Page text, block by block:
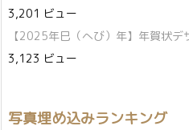
3,201 ビュー
【2025年巳（へび）年】年賀状デ
3,123 ビュー
写真埋め込みランキング